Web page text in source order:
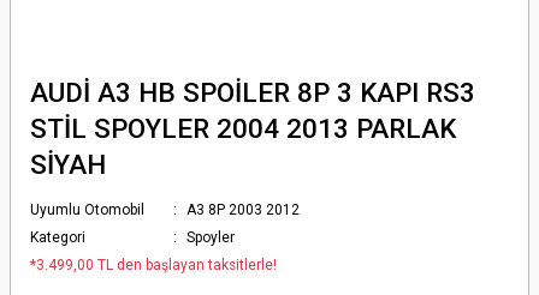
AUDİ A3 HB SPOİLER 8P 3 KAPI RS3
STİL SPOYLER 2004 2013 PARLAK
SİYAH
Uyumlu Otomobil
A3 8P 2003 2012
Kategori
Spoyler
*3.499,00 TL den başlayan taksitlerle!